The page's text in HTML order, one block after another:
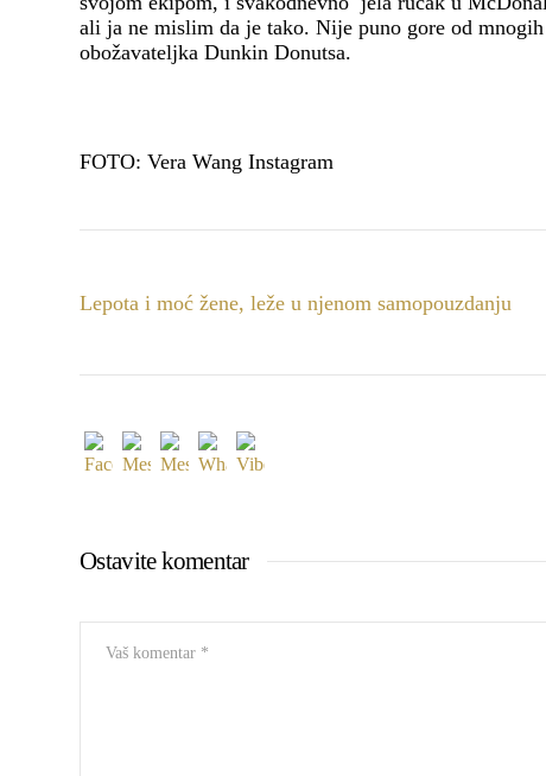
ali ja ne mislim da je tako. Nije puno gore od
obožavateljka Dunkin Donutsa.
FOTO: Vera Wang Instagram
Lepota i moć žene, leže u njenom samopouzdanju
Ostavite komentar